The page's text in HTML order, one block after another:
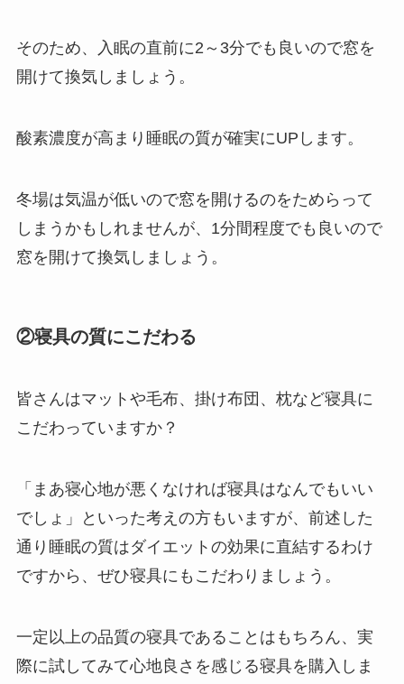
そのため、入眠の直前に2～3分でも良いので窓を
開けて換気しましょう。
酸素濃度が高まり睡眠の質が確実にUPします。
冬場は気温が低いので窓を開けるのをためらって
しまうかもしれませんが、1分間程度でも良いので
窓を開けて換気しましょう。
②寝具の質にこだわる
皆さんはマットや毛布、掛け布団、枕など寝具に
こだわっていますか？
「まあ寝心地が悪くなければ寝具はなんでもいい
でしょ」といった考えの方もいますが、前述した
通り睡眠の質はダイエットの効果に直結するわけ
ですから、ぜひ寝具にもこだわりましょう。
一定以上の品質の寝具であることはもちろん、実
際に試してみて心地良さを感じる寝具を購入しま